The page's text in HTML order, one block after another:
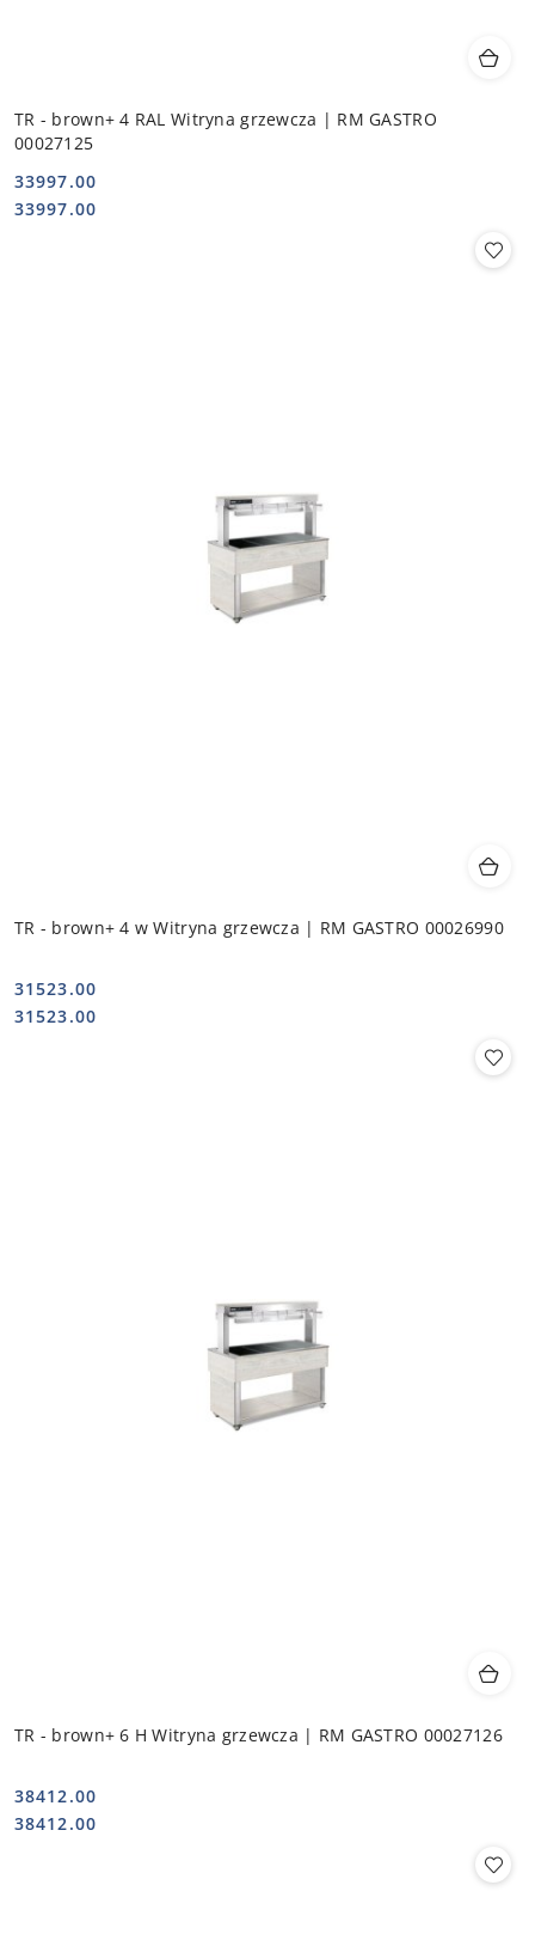
TR - brown+ 4 RAL Witryna grzewcza | RM GASTRO
00027125
Cena:
33997.00
Cena:
33997.00
TR - brown+ 4 w Witryna grzewcza | RM GASTRO 00026990
Cena:
31523.00
Cena:
31523.00
TR - brown+ 6 H Witryna grzewcza | RM GASTRO 00027126
Cena:
38412.00
Cena:
38412.00